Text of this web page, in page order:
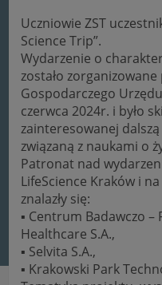
Uczniowie ZST
Science Trip”.
Wydarzenie o
zostało zorganizowane
Gospodarczego
czerwca 2024r. i było
zainteresowanej
związaną z naukami o
Patronat nad
LifeScience Kraków i
znalazły się:
▪ Centrum Badawczo
Healthcare S.A.,
▪ Selvita S.A.,
▪ Krakowski Park